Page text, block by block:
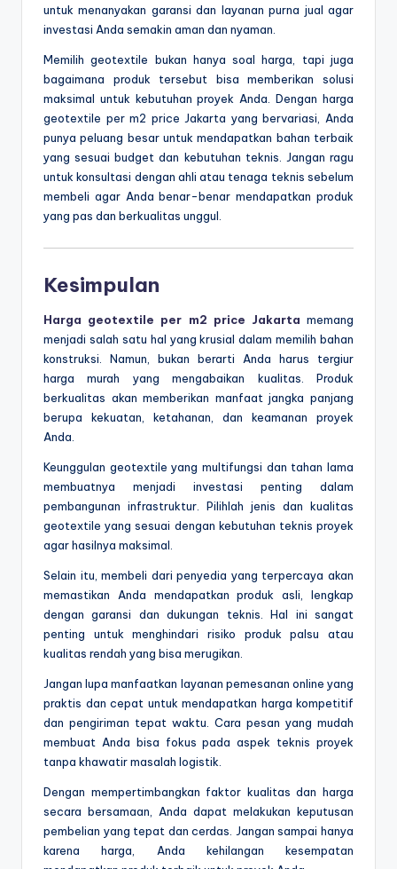
untuk menanyakan garansi dan layanan purna jual agar
investasi Anda semakin aman dan nyaman.
Memilih geotextile bukan hanya soal harga, tapi juga
bagaimana produk tersebut bisa memberikan solusi
maksimal untuk kebutuhan proyek Anda. Dengan harga
geotextile per m2 price Jakarta yang bervariasi, Anda
punya peluang besar untuk mendapatkan bahan terbaik
yang sesuai budget dan kebutuhan teknis. Jangan ragu
untuk konsultasi dengan ahli atau tenaga teknis sebelum
membeli agar Anda benar-benar mendapatkan produk
yang pas dan berkualitas unggul.
Kesimpulan
Harga geotextile per m2 price Jakarta memang
menjadi salah satu hal yang krusial dalam memilih bahan
konstruksi. Namun, bukan berarti Anda harus tergiur
harga murah yang mengabaikan kualitas. Produk
berkualitas akan memberikan manfaat jangka panjang
berupa kekuatan, ketahanan, dan keamanan proyek
Anda.
Keunggulan geotextile yang multifungsi dan tahan lama
membuatnya menjadi investasi penting dalam
pembangunan infrastruktur. Pilihlah jenis dan kualitas
geotextile yang sesuai dengan kebutuhan teknis proyek
agar hasilnya maksimal.
Selain itu, membeli dari penyedia yang terpercaya akan
memastikan Anda mendapatkan produk asli, lengkap
dengan garansi dan dukungan teknis. Hal ini sangat
penting untuk menghindari risiko produk palsu atau
kualitas rendah yang bisa merugikan.
Jangan lupa manfaatkan layanan pemesanan online yang
praktis dan cepat untuk mendapatkan harga kompetitif
dan pengiriman tepat waktu. Cara pesan yang mudah
membuat Anda bisa fokus pada aspek teknis proyek
tanpa khawatir masalah logistik.
Dengan mempertimbangkan faktor kualitas dan harga
secara bersamaan, Anda dapat melakukan keputusan
pembelian yang tepat dan cerdas. Jangan sampai hanya
karena harga, Anda kehilangan kesempatan